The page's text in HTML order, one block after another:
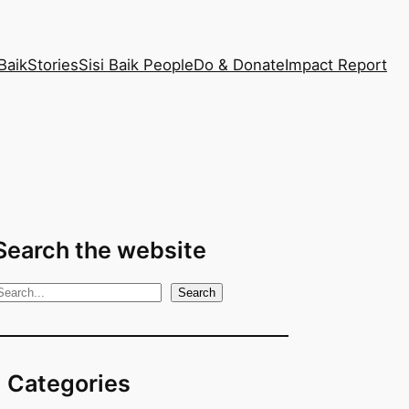
StoriesSisi Baik PeopleDo & DonateImpact Report
the website
Search
Categories